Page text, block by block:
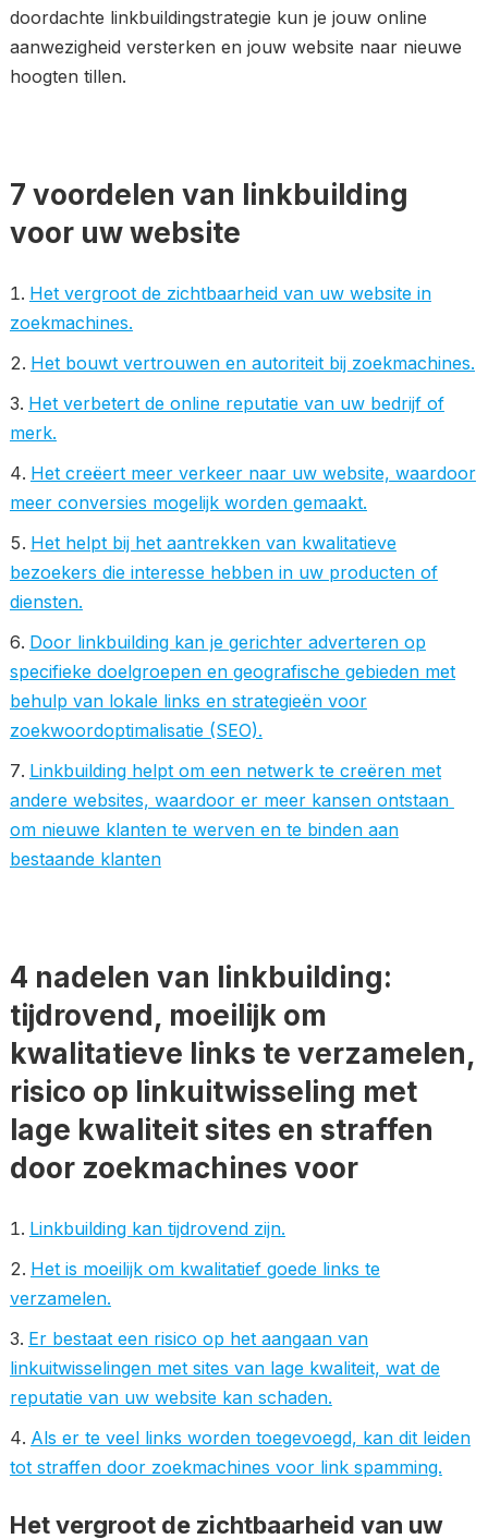
doordachte linkbuildingstrategie kun je jouw online
aanwezigheid versterken en jouw website naar nieuwe
hoogten tillen.
7 voordelen van linkbuilding
voor uw website
Het vergroot de zichtbaarheid van uw website in
zoekmachines.
Het bouwt vertrouwen en autoriteit bij zoekmachines.
Het verbetert de online reputatie van uw bedrijf of
merk.
Het creëert meer verkeer naar uw website, waardoor
meer conversies mogelijk worden gemaakt.
Het helpt bij het aantrekken van kwalitatieve
bezoekers die interesse hebben in uw producten of
diensten.
Door linkbuilding kan je gerichter adverteren op
specifieke doelgroepen en geografische gebieden met
behulp van lokale links en strategieën voor
zoekwoordoptimalisatie (SEO).
Linkbuilding helpt om een ​​netwerk te creëren met
andere websites, waardoor er meer kansen ontstaan ​​
om nieuwe klanten te werven en te binden aan
bestaande klanten
4 nadelen van linkbuilding:
tijdrovend, moeilijk om
kwalitatieve links te verzamelen,
risico op linkuitwisseling met
lage kwaliteit sites en straffen
door zoekmachines voor
Linkbuilding kan tijdrovend zijn.
Het is moeilijk om kwalitatief goede links te
verzamelen.
Er bestaat een risico op het aangaan van
linkuitwisselingen met sites van lage kwaliteit, wat de
reputatie van uw website kan schaden.
Als er te veel links worden toegevoegd, kan dit leiden
tot straffen door zoekmachines voor link spamming.
Het vergroot de zichtbaarheid van uw